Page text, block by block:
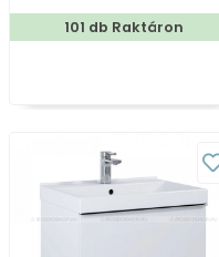
101 db Raktáron